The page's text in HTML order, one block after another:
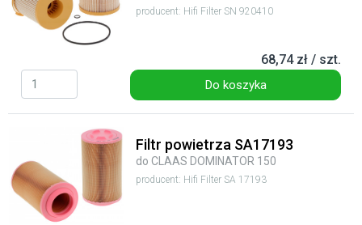
producent: Hifi Filter SN 920410
68,74 zł / szt.
Do koszyka
Filtr powietrza SA17193
do CLAAS DOMINATOR 150
producent: Hifi Filter SA 17193